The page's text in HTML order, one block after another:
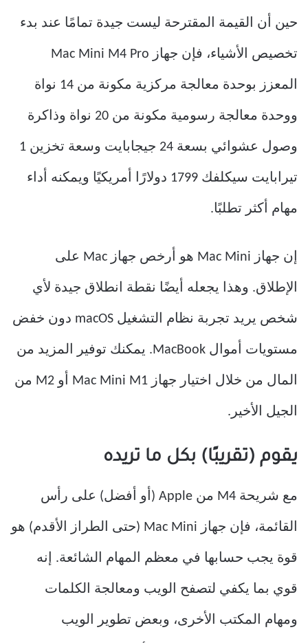
حين أن القيمة المقترحة ليست جيدة تمامًا عند بدء
تخصيص الأشياء، فإن جهاز Mac Mini M4 Pro
المعزز بوحدة معالجة مركزية مكونة من 14 نواة
ووحدة معالجة رسومية مكونة من 20 نواة وذاكرة
وصول عشوائي بسعة 24 جيجابايت وسعة تخزين 1
تيرابايت سيكلفك 1799 دولارًا أمريكيًا ويمكنه أداء
مهام أكثر تطلبًا.
إن جهاز Mac Mini هو أرخص جهاز Mac على
الإطلاق. وهذا يجعله أيضًا نقطة انطلاق جيدة لأي
شخص يريد تجربة نظام التشغيل macOS دون خفض
مستويات أموال MacBook. يمكنك توفير المزيد من
المال من خلال اختيار جهاز Mac Mini M1 أو M2 من
الجيل الأخير.
يقوم (تقريبًا) بكل ما تريده
مع شريحة M4 من Apple (أو أفضل) على رأس
القائمة، فإن جهاز Mac Mini (حتى الطراز الأقدم) هو
قوة يجب حسابها في معظم المهام الشائعة. إنه
قوي بما يكفي لتصفح الويب ومعالجة الكلمات
ومهام المكتب الأخرى، وبعض تطوير الويب